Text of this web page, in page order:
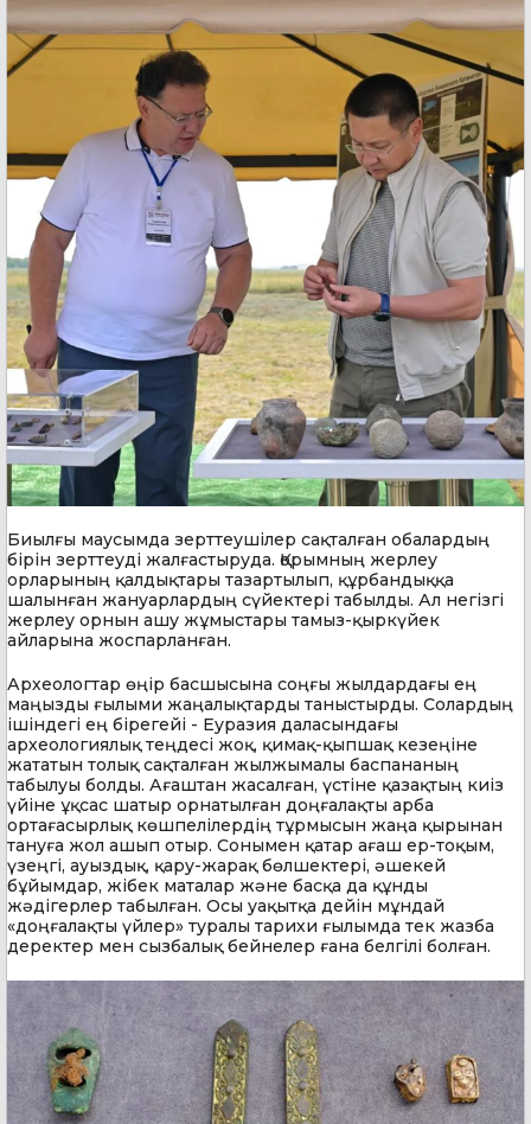
Биылғы маусымда зерттеушілер сақталған обалардың
бірін зерттеуді жалғастыруда. Қорымның жерлеу
орларының қалдықтары тазартылып, құрбандыққа
шалынған жануарлардың сүйектері табылды. Ал негізгі
жерлеу орнын ашу жұмыстары тамыз-қыркүйек
айларына жоспарланған.
Археологтар өңір басшысына соңғы жылдардағы ең
маңызды ғылыми жаңалықтарды таныстырды. Солардың
ішіндегі ең бірегейі - Еуразия даласындағы
археологиялық теңдесі жоқ, қимақ-қыпшақ кезеңіне
жататын толық сақталған жылжымалы баспананың
табылуы болды. Ағаштан жасалған, үстіне қазақтың киіз
үйіне ұқсас шатыр орнатылған доңғалақты арба
ортағасырлық көшпелілердің тұрмысын жаңа қырынан
тануға жол ашып отыр. Сонымен қатар ағаш ер-тоқым,
үзеңгі, ауыздық, қару-жарақ бөлшектері, әшекей
бұйымдар, жібек маталар және басқа да құнды
жәдігерлер табылған. Осы уақытқа дейін мұндай
«доңғалақты үйлер» туралы тарихи ғылымда тек жазба
деректер мен сызбалық бейнелер ғана белгілі болған.